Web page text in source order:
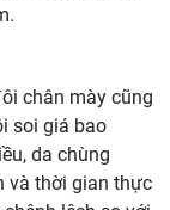
chân mày cũng
soi giá bao
da chùng
và thời gian thực